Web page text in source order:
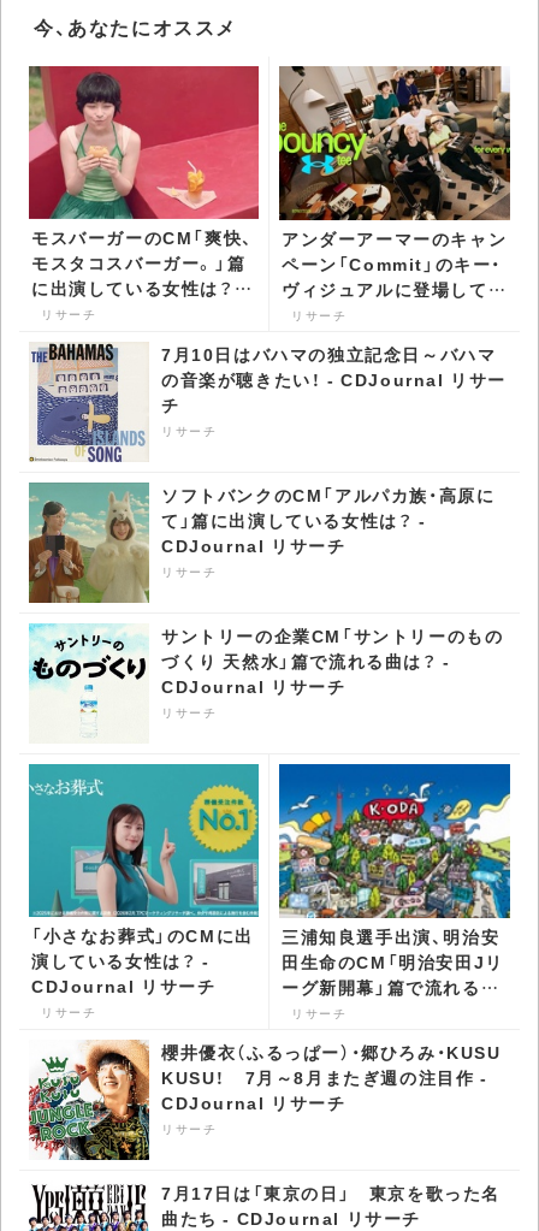
今、あなたにオススメ
モスバーガーのCM「爽快、
モスタコスバーガー。」篇
に出演している女性は？ -
CDJournal リサーチ
リサーチ
アンダーアーマーのキャン
ペーン「Commit」のキー・
ヴィジュアルに登場してい
る男性グループは？ -
CDJournal リサーチ
リサーチ
7月10日はバハマの独立記念日～バハマ
の音楽が聴きたい！ - CDJournal リサー
チ
リサーチ
ソフトバンクのCM「アルパカ族・高原に
て」篇に出演している女性は？ -
CDJournal リサーチ
リサーチ
サントリーの企業CM「サントリーのもの
づくり 天然水」篇で流れる曲は？ -
CDJournal リサーチ
リサーチ
「小さなお葬式」のCMに出
演している女性は？ -
CDJournal リサーチ
リサーチ
三浦知良選手出演、明治安
田生命のCM「明治安田Jリ
ーグ新開幕」篇で流れる曲
は？ - CDJournal リサー
リサーチ
櫻井優衣（ふるっぱー）・郷ひろみ・KUSU
KUSU！ 7月～8月またぎ週の注目作 -
CDJournal リサーチ
リサーチ
7月17日は「東京の日」 東京を歌った名
曲たち - CDJournal リサーチ